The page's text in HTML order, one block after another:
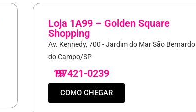
Loja 1A99 – Golden Square
Shopping
Av. Kennedy, 700 - Jardim do Mar São Bernardo
do Campo/SP
19
97421-0239
COMO CHEGAR